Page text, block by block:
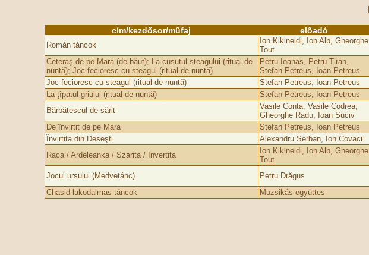
cím/kezdősor/műfaj előadó
Román táncok
Ion Kikineidi, Ion Alb, Gheorghe
Tout
Ceteraş de pe Mara (de băut); La cusutul steagului (ritual de
nuntă); Joc fecioresc cu steagul (ritual de nuntă)
Petru Ioanas, Petru Tiran,
Stefan Petreus, Ioan Petreus
Joc fecioresc cu steagul (ritual de nuntă)
Stefan Petreus, Ioan Petreus
La ţîpatul griului (ritual de nuntă)
Stefan Petreus, Ioan Petreus
Bărbătescul de sărit
Vasile Conta, Vasile Codrea,
Gheorghe Radu, Ioan Suciv
De învirtit de pe Mara
Stefan Petreus, Ioan Petreus
Învirtita din Deseşti
Alexandru Serban, Ion Covaci
Raca / Ardeleanka / Szarita / Invertita
Ion Kikineidi, Ion Alb, Gheorghe
Tout
Jocul ursului (Medvetánc) Petru Drăgus
Chasid lakodalmas táncok
Muzsikás együttes